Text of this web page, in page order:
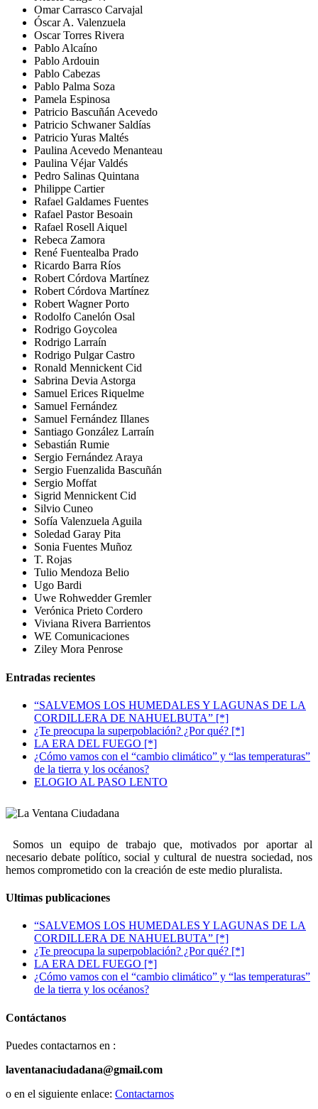
Omar Carrasco Carvajal
Óscar A. Valenzuela
Oscar Torres Rivera
Pablo Alcaíno
Pablo Ardouin
Pablo Cabezas
Pablo Palma Soza
Pamela Espinosa
Patricio Bascuñán Acevedo
Patricio Schwaner Saldías
Patricio Yuras Maltés
Paulina Acevedo Menanteau
Paulina Véjar Valdés
Pedro Salinas Quintana
Philippe Cartier
Rafael Galdames Fuentes
Rafael Pastor Besoain
Rafael Rosell Aiquel
Rebeca Zamora
René Fuentealba Prado
Ricardo Barra Ríos
Robert Córdova Martínez
Robert Córdova Martínez
Robert Wagner Porto
Rodolfo Canelón Osal
Rodrigo Goycolea
Rodrigo Larraín
Rodrigo Pulgar Castro
Ronald Mennickent Cid
Sabrina Devia Astorga
Samuel Erices Riquelme
Samuel Fernández
Samuel Fernández Illanes
Santiago González Larraín
Sebastián Rumie
Sergio Fernández Araya
Sergio Fuenzalida Bascuñán
Sergio Moffat
Sigrid Mennickent Cid
Silvio Cuneo
Sofía Valenzuela Aguila
Soledad Garay Pita
Sonia Fuentes Muñoz
T. Rojas
Tulio Mendoza Belio
Ugo Bardi
Uwe Rohwedder Gremler
Verónica Prieto Cordero
Viviana Rivera Barrientos
WE Comunicaciones
Ziley Mora Penrose
Entradas recientes
“SALVEMOS LOS HUMEDALES Y LAGUNAS DE LA
CORDILLERA DE NAHUELBUTA” [*]
¿Te preocupa la superpoblación? ¿Por qué? [*]
LA ERA DEL FUEGO [*]
¿Cómo vamos con el “cambio climático” y “las temperaturas”
de la tierra y los océanos?
ELOGIO AL PASO LENTO
Somos un equipo de trabajo que, motivados por aportar al
necesario debate político, social y cultural de nuestra sociedad, nos
hemos comprometido con la creación de este medio pluralista.
Ultimas publicaciones
“SALVEMOS LOS HUMEDALES Y LAGUNAS DE LA
CORDILLERA DE NAHUELBUTA” [*]
¿Te preocupa la superpoblación? ¿Por qué? [*]
LA ERA DEL FUEGO [*]
¿Cómo vamos con el “cambio climático” y “las temperaturas”
de la tierra y los océanos?
Contáctanos
Puedes contactarnos en :
laventanaciudadana@gmail.com
o en el siguiente enlace: Contactarnos